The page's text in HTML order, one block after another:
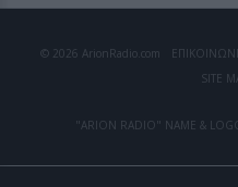
© 2026 ArionRadio.com
SITE
"ARION RADIO" NAME &